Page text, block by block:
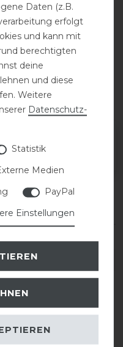
dich auch
Daten (z.B.
erfolgt
und kann mit
berechtigten
deine
und diese
Weitere
Daten­schutz­
Statistik
Medien
PayPal
Einstellungen